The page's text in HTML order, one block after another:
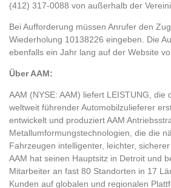
(412) 317-0088 von außerhalb der
Bei Aufforderung müssen Anrufer den
Wiederholung 10138226 eingeben. Die
ebenfalls ein Jahr lang auf der Website
Über AAM:
AAM (NYSE: AAM) liefert LEISTUNG, die
weltweit führender Automobilzulieferer
entwickelt und produziert AAM
Metallumformungstechnologien, die die
Fahrzeugen intelligenter, leichter,
AAM hat seinen Hauptsitz in Detroit und
Mitarbeiter an fast 80 Standorten in 17
Kunden auf globalen und regionalen